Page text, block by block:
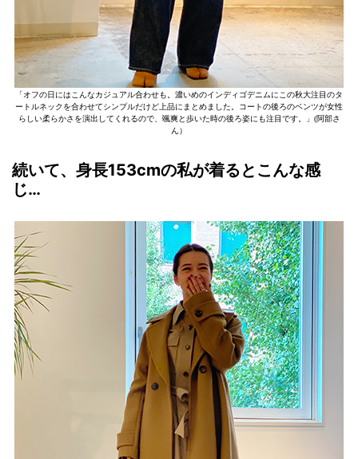
「オフの日にはこんなカジュアル合わせも。濃いめのインディゴデニムにこの秋大注目のタ
ートルネックを合わせてシンプルだけど上品にまとめました。コートの後ろのベンツが女性
らしい柔らかさを演出してくれるので、颯爽と歩いた時の後ろ姿にも注目です。」(阿部さ
ん）
続いて、身長153cmの私が着るとこんな感
じ…